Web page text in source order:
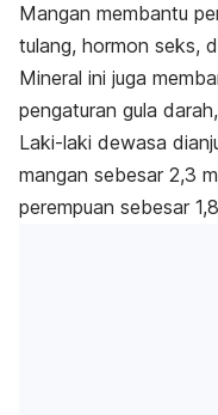
Mangan membantu
tulang, hormon seks,
Mineral ini juga
pengaturan gula
Laki-laki dewasa
mangan sebesar 2,3
perempuan sebesar